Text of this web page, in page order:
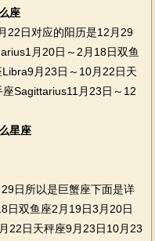
座
日对应的阳历是12月29
月20日～2月18日双鱼
月23日～10月22日天
Sagittarius11月23日～12
星座
日所以是巨蟹座下面是详
双鱼座2月19日3月20日
22日天秤座9月23日10月23